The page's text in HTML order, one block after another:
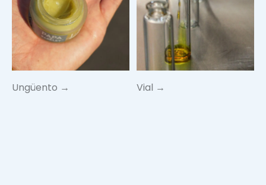
Ungüento → Vial →